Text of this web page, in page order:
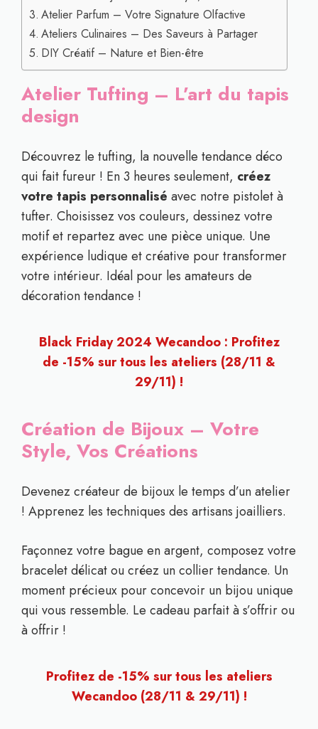
Atelier Parfum – Votre Signature Olfactive
Ateliers Culinaires – Des Saveurs à Partager
DIY Créatif – Nature et Bien-être
Atelier Tufting – L’art du tapis
design
Découvrez le tufting, la nouvelle tendance déco
qui fait fureur ! En 3 heures seulement, créez
votre tapis personnalisé avec notre pistolet à
tufter. Choisissez vos couleurs, dessinez votre
motif et repartez avec une pièce unique. Une
expérience ludique et créative pour transformer
votre intérieur. Idéal pour les amateurs de
décoration tendance !
Black Friday 2024 Wecandoo : Profitez
de -15% sur tous les ateliers (28/11 &
29/11) !
Création de Bijoux – Votre
Style, Vos Créations
Devenez créateur de bijoux le temps d’un atelier
! Apprenez les techniques des artisans joailliers.
Façonnez votre bague en argent, composez votre
bracelet délicat ou créez un collier tendance. Un
moment précieux pour concevoir un bijou unique
qui vous ressemble. Le cadeau parfait à s’offrir ou
à offrir !
Profitez de -15% sur tous les ateliers
Wecandoo (28/11 & 29/11) !